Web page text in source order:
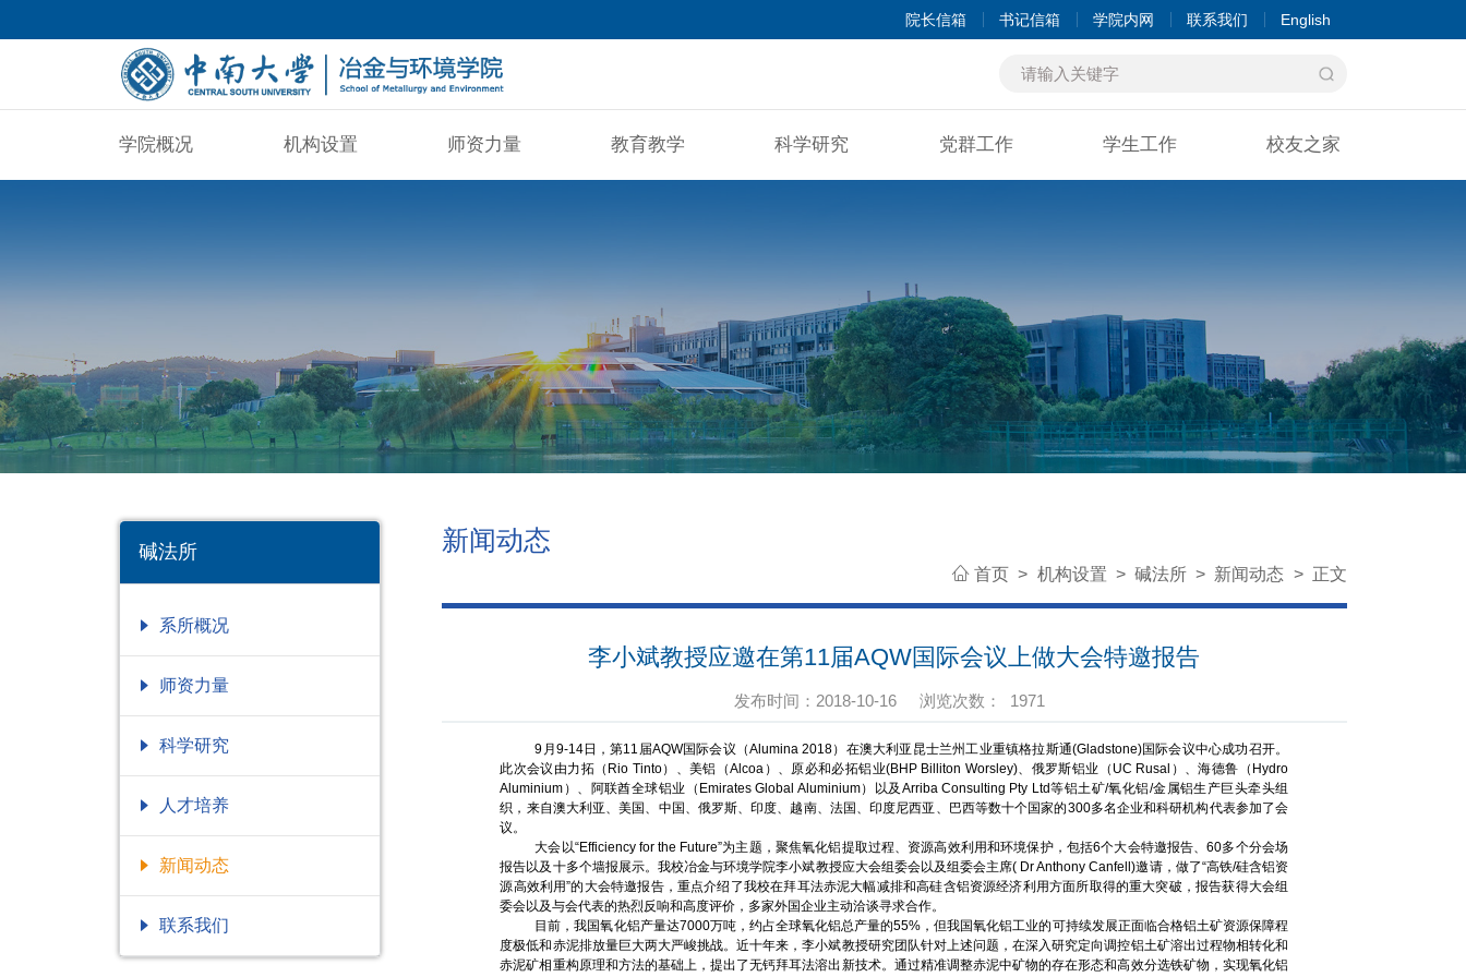
院长信箱 书记信箱 学院内网 联系我们 English
学院概况 机构设置 师资力量 教育教学 科学研究 党群工作 学生工作 校友之家
碱法所
系所概况
师资力量
科学研究
人才培养
新闻动态
联系我们
新闻动态
首页 > 机构设置 > 碱法所 > 新闻动态 > 正文
李小斌教授应邀在第11届AQW国际会议上做大会特邀报告
发布时间：2018-10-16 浏览次数： 1971
9月9-14日，第11届AQW国际会议（Alumina 2018）在澳大利亚昆士兰州工业重镇格拉斯通(Gladstone)国际会议中心成功召开。
此次会议由力拓（Rio Tinto）、美铝（Alcoa）、原必和必拓铝业(BHP Billiton Worsley)、俄罗斯铝业（UC Rusal）、海德鲁（Hydro
Aluminium）、阿联酋全球铝业（Emirates Global Aluminium）以及Arriba Consulting Pty Ltd等铝土矿/氧化铝/金属铝生产巨头牵头组
织，来自澳大利亚、美国、中国、俄罗斯、印度、越南、法国、印度尼西亚、巴西等数十个国家的300多名企业和科研机构代表参加了会
议。
大会以“Efficiency for the Future”为主题，聚焦氧化铝提取过程、资源高效利用和环境保护，包括6个大会特邀报告、60多个分会场
报告以及十多个墙报展示。我校冶金与环境学院李小斌教授应大会组委会以及组委会主席( Dr Anthony Canfell)邀请，做了“高铁/硅含铝资
源高效利用”的大会特邀报告，重点介绍了我校在拜耳法赤泥大幅减排和高硅含铝资源经济利用方面所取得的重大突破，报告获得大会组
委会以及与会代表的热烈反响和高度评价，多家外国企业主动洽谈寻求合作。
目前，我国氧化铝产量达7000万吨，约占全球氧化铝总产量的55%，但我国氧化铝工业的可持续发展正面临合格铝土矿资源保障程
度极低和赤泥排放量巨大两大严峻挑战。近十年来，李小斌教授研究团队针对上述问题，在深入研究定向调控铝土矿溶出过程物相转化和
赤泥矿相重构原理和方法的基础上，提出了无钙拜耳法溶出新技术。通过精准调整赤泥中矿物的存在形态和高效分选铁矿物，实现氧化铝